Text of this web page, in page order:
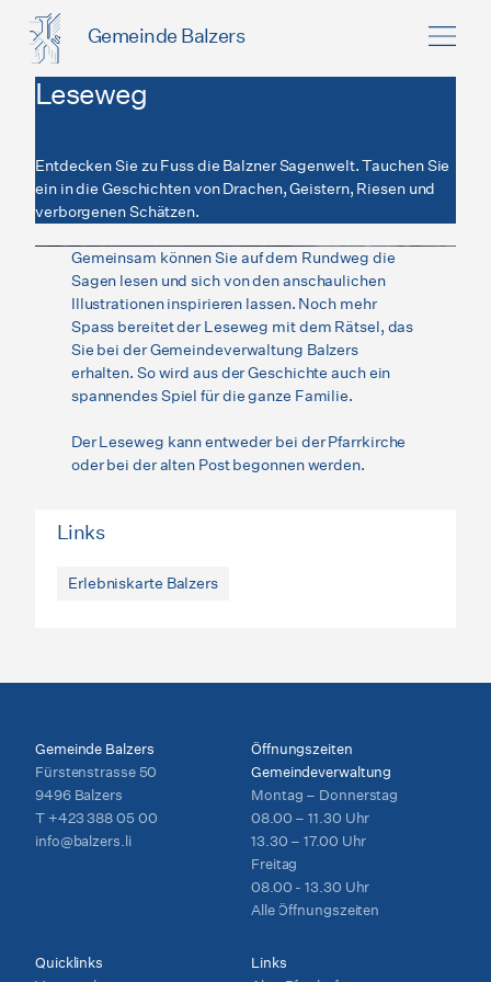
Gemeinde Balzers
Leseweg
Entdecken Sie zu Fuss die Balzner Sagenwelt. Tauchen Sie
ein in die Geschichten von Drachen, Geistern, Riesen und
verborgenen Schätzen.
Gemeinsam können Sie auf dem Rundweg die
Sagen lesen und sich von den anschaulichen
Illustrationen inspirieren lassen. Noch mehr
Spass bereitet der Leseweg mit dem Rätsel, das
Sie bei der Gemeindeverwaltung Balzers
erhalten. So wird aus der Geschichte auch ein
spannendes Spiel für die ganze Familie.
Der Leseweg kann entweder bei der Pfarrkirche
oder bei der alten Post begonnen werden.
Links
Erlebniskarte Balzers
Gemeinde Balzers
Fürstenstrasse 50
9496 Balzers
T +423 388 05 00
info@balzers.li
Öffnungszeiten
Gemeindeverwaltung
Montag – Donnerstag
08.00 – 11.30 Uhr
13.30 – 17.00 Uhr
Freitag
08.00 - 13.30 Uhr
Alle Öffnungszeiten
Quicklinks
Links